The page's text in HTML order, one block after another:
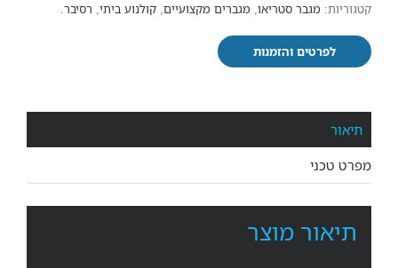
קטגוריות: מגבר סטריאו, מגברים מקצועיים, קולנוע ביתי, רסיבר.
לפרטים והזמנות
תיאור
מפרט טכני
תיאור מוצר